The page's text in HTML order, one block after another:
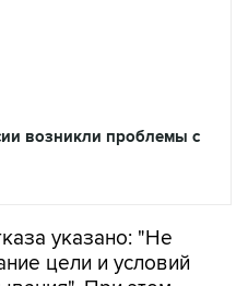
возникли проблемы с
указано: "Не
цели и условий